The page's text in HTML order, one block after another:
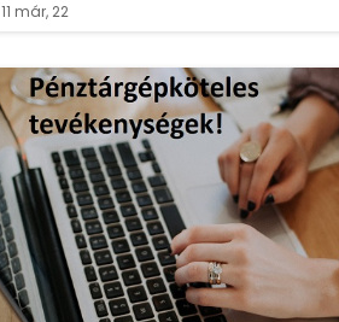
11 már, 22